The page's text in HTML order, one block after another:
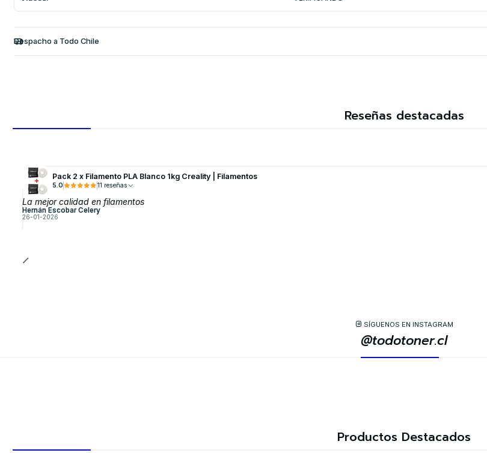
Despacho a Todo Chile
Reseñas destacadas
Pack 2 x Filamento PLA Blanco 1kg Creality | Filamentos
5.0 11 reseñas
La mejor calidad en filamentos
Hernán Escobar Celery
26-01-2026
SÍGUENOS EN INSTAGRAM
@todotoner.cl
Productos Destacados